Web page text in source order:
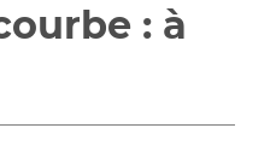
: à